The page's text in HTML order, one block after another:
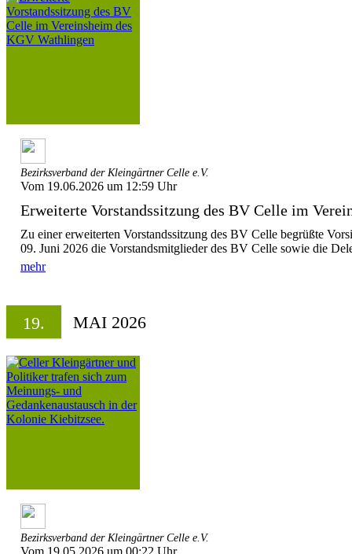
Bezirksverband der Kleingärtner Celle e.V.
Vom 19.06.2026 um 12:59 Uhr
Erweiterte Vorstandssitzung des BV Celle im
Zu einer erweiterten Vorstandssitzung des BV Celle begrüßte
09. Juni 2026 die Vorstandsmitglieder des BV Celle sowie die
mehr
19. MAI 2026
Bezirksverband der Kleingärtner Celle e.V.
Vom 19.05.2026 um 00:22 Uhr